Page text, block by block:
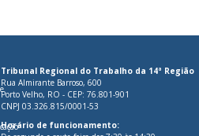
Tribunal Regional do Trabalho da 14ª Região
Rua Almirante Barroso, 600
Porto Velho, RO - CEP: 76.801-901
CNPJ 03.326.815/0001-53
Horário de funcionamento: